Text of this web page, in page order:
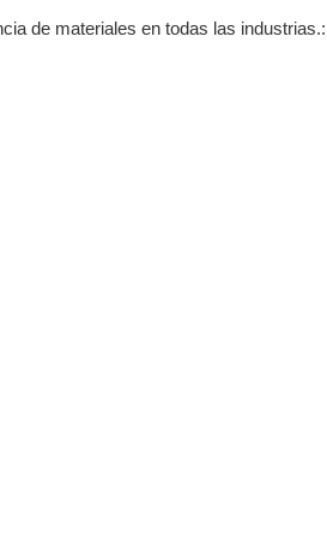
de materiales en todas las industrias.: